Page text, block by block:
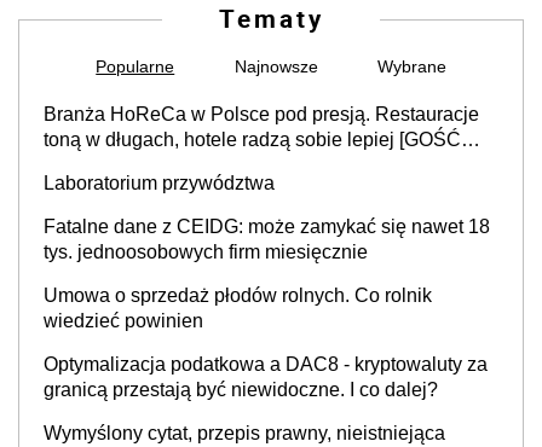
Tematy
Popularne Najnowsze Wybrane
Branża HoReCa w Polsce pod presją. Restauracje
toną w długach, hotele radzą sobie lepiej [GOŚĆ
Laboratorium przywództwa
Fatalne dane z CEIDG: może zamykać się nawet 18
tys. jednoosobowych firm miesięcznie
Umowa o sprzedaż płodów rolnych. Co rolnik
wiedzieć powinien
Optymalizacja podatkowa a DAC8 - kryptowaluty za
granicą przestają być niewidoczne. I co dalej?
Wymyślony cytat, przepis prawny, nieistniejąca